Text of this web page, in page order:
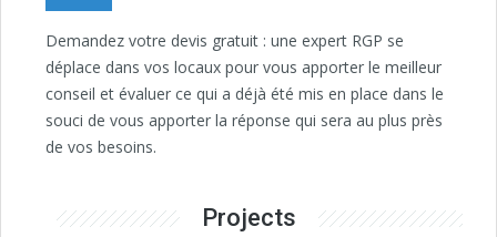
Demandez votre devis gratuit : une expert RGP se
déplace dans vos locaux pour vous apporter le meilleur
conseil et évaluer ce qui a déjà été mis en place dans le
souci de vous apporter la réponse qui sera au plus près
de vos besoins.
Projects